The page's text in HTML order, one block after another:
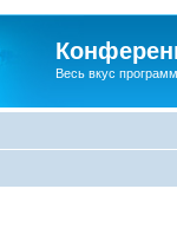
Весь вкус